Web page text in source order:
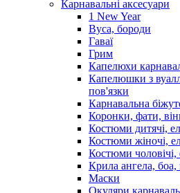
Карнавальні аксесуари
1 New Year
Вуса, бороди
Гаваї
Грим
Капелюхи
Капелюшки з
пов'язки
Карнавальна
Коронки, фати,
Костюми дитячі,
Костюми жіночі,
Костюми чоловічі,
Крила ангела, боа,
Маски
Окуляри